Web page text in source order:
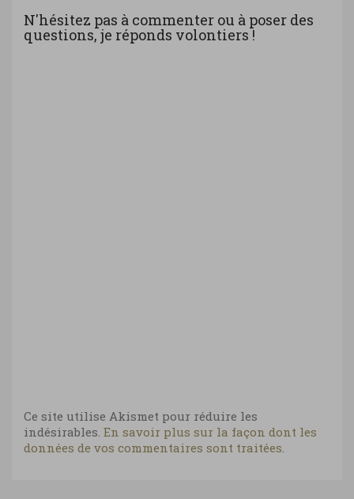
N'hésitez pas à commenter ou à poser des
questions, je réponds volontiers !
Ce site utilise Akismet pour réduire les
indésirables. En savoir plus sur la façon dont les
données de vos commentaires sont traitées